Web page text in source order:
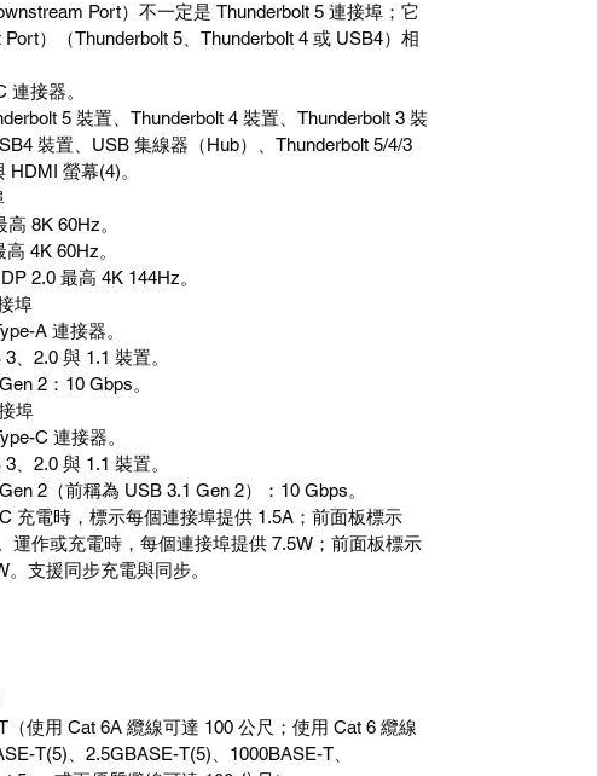
Port）不一定是 Thunderbolt 5 連接埠；它
Port）（Thunderbolt 5 Thunderbolt 4 或 USB4）相
連接器。
5 裝置、 Thunderbolt 4 裝置、 Thunderbolt 3 裝
裝置、 USB 集線器（Hub）、 Thunderbolt 5/4/3
HDMI 螢幕(4)。
高 8K 60Hz。
高 4K 60Hz。
DP 2.0 最高 4K 144Hz。
埠
A 連接器。
3 2.0 與 1.1 裝置。
2 ： 10 Gbps。
埠
C 連接器。
3 2.0 與 1.1 裝置。
2 （前稱為 USB 3.1 Gen 2）： 10 Gbps。
充電時，標示每個連接埠提供 1.5A ；前面板標示
運作或充電時，每個連接埠提供 7.5W ；前面板標示
。支援同步充電與同步。
（使用 Cat 6A 纜線可達 100 公尺；使用 Cat 6 纜線
T(5) 2.5GBASE-T(5) 1000BASE-T